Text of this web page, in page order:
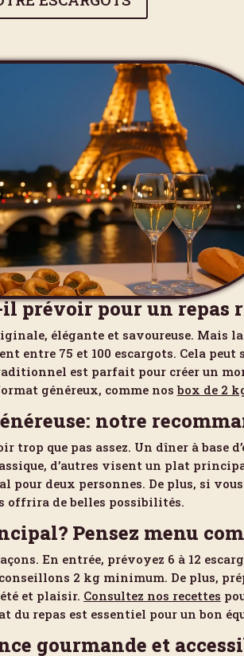
il prévoir pour un repas
élégante et savoureuse. Mais la
75 et 100 escargots. Cela peut
est parfait pour créer un
généreux, comme nosbox de 2
notre
que pas assez. Un dîner à base
d’autres visent un plat
pour deux personnes. De plus, si
offrira de belles possibilités.
Pensez menu
En entrée, prévoyez 6 à 12
2 kg minimum. De plus,
et plaisir. Consultez nos recettes
du repas est essentiel pour un bon
gourmande et